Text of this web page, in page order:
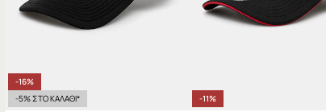
-16%
-5% ΣΤΟ ΚΑΛΑΘΙ*
-11%